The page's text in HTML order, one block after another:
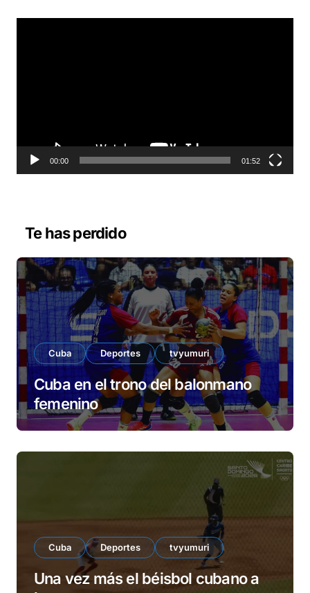
t
r
e
o
00:00 01:52
Te has perdido
Cuba Deportes tvyumuri
Cuba en el trono del balonmano
femenino
Cuba Deportes tvyumuri
Una vez más el béisbol cubano a